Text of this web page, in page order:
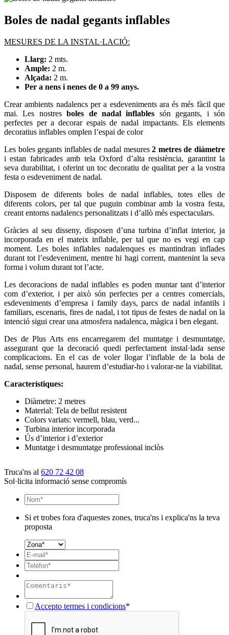
Boles de nadal gegants inflables
MESURES DE LA INSTAL·LACIÓ:
Llarg: 2 mts.
Ample: 2 m.
Alçada: 2 m.
Per a nens i nenes de 0 a 99 anys.
Crear ambients nadalencs per a esdeveniments ara és més fàcil que
mai. Les nostresboles de nadal inflables són gegants, i són
perfectes per a decorar espais de nadal impactants. Els elements
decoratius inflables omplen l’espai de color
Les boles gegants inflables de nadal mesures2 metres de diàmetre
i estan fabricades amb tela Oxford d’alta resistència, garantint la
seva durabilitat, i oferint un toc decoratiu de qualitat per a la vostra
festa o esdeveniment de nadal.
Disposem de diferents boles de nadal inflables, totes elles de
diferents colors, per tal que puguin combinar amb la vostra festa,
creant entorns nadalencs personalitzats i d’allò més espectaculars.
Gràcies al seu disseny, disposen d’una turbina d’inflat interior, ja
incorporada en el mateix inflable, per tal que no es vegi en cap
moment. Les boles inflables nadalenques es mantindran inflades
durant tot l’esdeveniment, mentre hi hagi corrent, mantenint la seva
forma i volum durant tot l’acte.
Les decoracions de nadal inflables es poden muntar tant d’interior
com d’exterior, i per això són perfectes per a centres comercials,
esdeveniments d’empresa i family days, parcs de nadal infantils i
familiars, escenaris, fires de nadal, i tot tipus de festes de nadal on la
intenció sigui crear una atmosfera nadalenca, màgica i ben elegant.
Des de Plus Arts ens encarregarem del muntatge i desmuntatge,
assegurant que la decoració quedi perfectament instal·lada sense
complicacions. En el cas de voler llogar l’inflable de la bola de
nadal, sense personal, haurem d’estudiar-ho i valorar-ne la viabilitat.
Característiques:
Diàmetre: 2 metres
Material: Tela de bellut resistent
Colors variats: vermell, blau, verd...
Turbina interior incorporada
Ús d’interior i d’exterior
Muntatge i desmuntatge professional inclòs
Truca'ns al 620 72 42 08
Sol·licita informació sense compromís
Si et trobes fora d'aquestes zones, truca'ns i explica'ns la teva
proposta
Accepto termes i condicions*